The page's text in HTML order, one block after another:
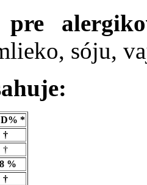
pre
sóju,
*
†
†
%
†